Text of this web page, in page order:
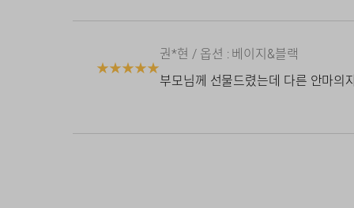
★★★★★
권*현 / 옵션 : 베이지&블랙
부모님께 선물드렸는데 다른 안마의